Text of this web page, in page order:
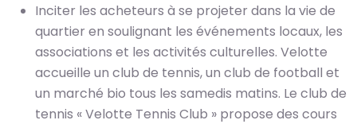
Inciter les acheteurs à se projeter dans la vie de
quartier en soulignant les événements locaux, les
associations et les activités culturelles. Velotte
accueille un club de tennis, un club de football et
un marché bio tous les samedis matins. Le club de
tennis « Velotte Tennis Club » propose des cours